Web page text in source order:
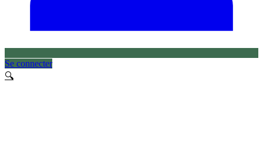
Se connecter
🔍